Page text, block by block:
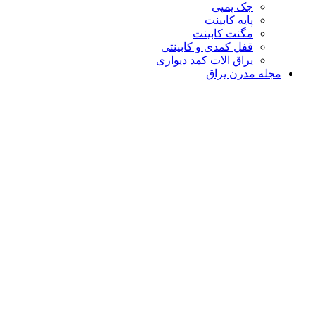
جک پمپی
پایه کابینت
مگنت کابینت
قفل کمدی و کابینتی
یراق الات کمد دیواری
مجله مدرن یراق